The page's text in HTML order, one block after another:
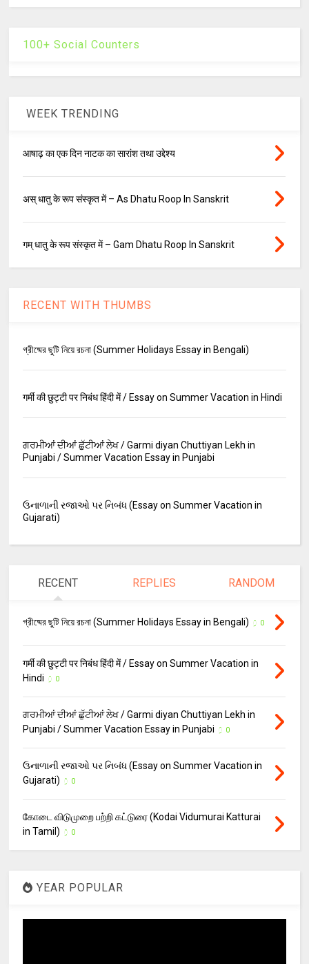
100+ Social Counters
WEEK TRENDING
आषाढ़ का एक दिन नाटक का सारांश तथा उद्देश्य
अस् धातु के रूप संस्कृत में – As Dhatu Roop In Sanskrit
गम् धातु के रूप संस्कृत में – Gam Dhatu Roop In Sanskrit
RECENT WITH THUMBS
গ্রীষ্মের ছুটি নিয়ে রচনা (Summer Holidays Essay in Bengali)
गर्मी की छुट्टी पर निबंध हिंदी में / Essay on Summer Vacation in Hindi
ਗਰਮੀਆਂ ਦੀਆਂ ਛੁੱਟੀਆਂ ਲੇਖ / Garmi diyan Chuttiyan Lekh in
Punjabi / Summer Vacation Essay in Punjabi
ઉનાળાની રજાઓ પર નિબંધ (Essay on Summer Vacation in
Gujarati)
RECENT REPLIES RANDOM
গ্রীষ্মের ছুটি নিয়ে রচনা (Summer Holidays Essay in Bengali) 0
गर्मी की छुट्टी पर निबंध हिंदी में / Essay on Summer Vacation in
Hindi
0
ਗਰਮੀਆਂ ਦੀਆਂ ਛੁੱਟੀਆਂ ਲੇਖ / Garmi diyan Chuttiyan Lekh in
Punjabi / Summer Vacation Essay in Punjabi
0
ઉનાળાની રજાઓ પર નિબંધ (Essay on Summer Vacation in
Gujarati)
0
கோடை விடுமுறை பற்றி கட்டுரை (Kodai Vidumurai Katturai
in Tamil)
0
YEAR POPULAR